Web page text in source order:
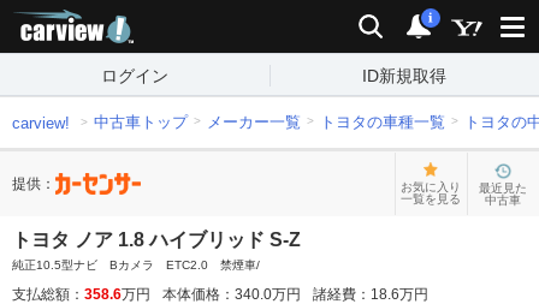
検索 通知
i
ログイン ID新規取得
carview! 中古車トップ メーカー一覧 トヨタの車種一覧 トヨタの
提供：
お気に入り
一覧を見る
最近見た
中古車
トヨタ ノア 1.8 ハイブリッド S-Z
純正10.5型ナビ Bカメラ ETC2.0 禁煙車/
支払総額： 358.6万円 本体価格： 340.0万円 諸経費： 18.6万円